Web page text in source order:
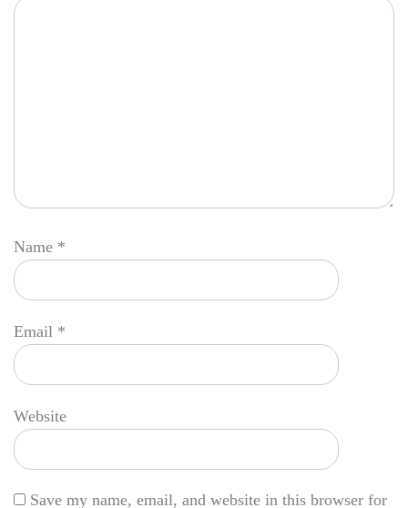
Name *
Email *
Website
Save my name, email, and website in this browser for